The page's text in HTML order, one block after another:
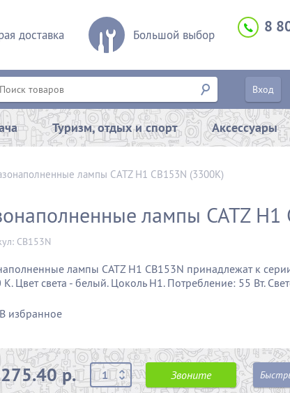
доставка Большой выбор 8
Вход
Туризм, отдых и спорт Аксессуары
лампы CATZ H1 CB153N (3300К)
лампы CATZ
CB153N
лампы CATZ H1 CB153N принадлежат к
Цвет света - белый. Цоколь Н1. Потребление: 55 Вт.
В избранное
р. Звоните